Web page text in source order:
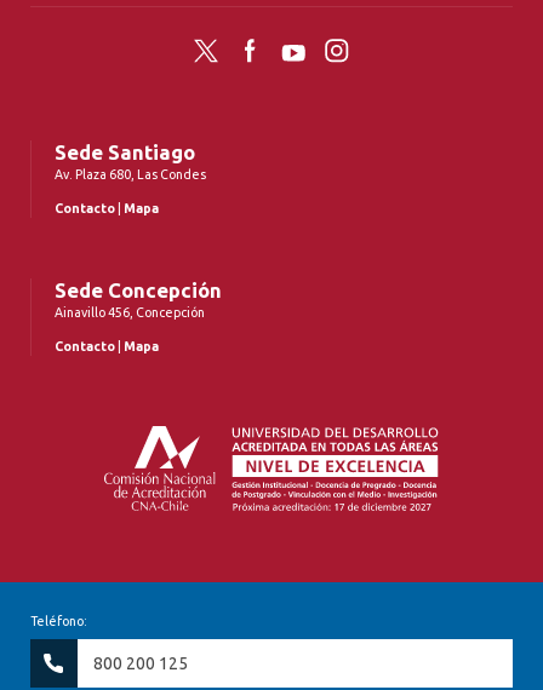
Twitter FacebookYouTubeInstagram
Sede Santiago
Av. Plaza 680, Las Condes
Contacto Mapa
Sede Concepción
Ainavillo 456, Concepción
Contacto Mapa
Teléfono:
800 200 125